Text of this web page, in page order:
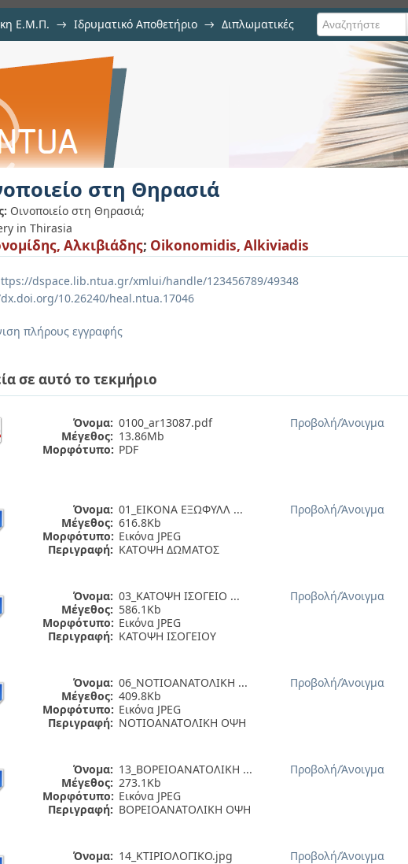
Ε.Μ.Π. → Ιδρυματικό Αποθετήριο → Διπλωματικές
στη Θηρασιά
Οινοποιείο στη Θηρασιά;
in Thirasia
Αλκιβιάδης; Oikonomidis, Alkiviadis
dspace.lib.ntua.gr/xmlui/handle/123456789/49348
10.26240/heal.ntua.17046
πλήρους εγγραφής
σε αυτό το τεκμήριο
Όνομα: 0100_ar13087.pdf
Μέγεθος: 13.86Mb
Μορφότυπο: PDF
Προβολή/Άνοιγμα
Όνομα: 01_ΕΙΚΟΝΑ ΕΞΩΦΥΛΛ ...
Μέγεθος: 616.8Kb
Μορφότυπο: Εικόνα JPEG
Περιγραφή: ΚΑΤΟΨΗ ΔΩΜΑΤΟΣ
Προβολή/Άνοιγμα
Όνομα: 03_ΚΑΤΟΨΗ ΙΣΟΓΕΙΟ ...
Μέγεθος: 586.1Kb
Μορφότυπο: Εικόνα JPEG
Περιγραφή: ΚΑΤΟΨΗ ΙΣΟΓΕΙΟΥ
Προβολή/Άνοιγμα
Όνομα: 06_ΝΟΤΙΟΑΝΑΤΟΛΙΚΗ ...
Μέγεθος: 409.8Kb
Μορφότυπο: Εικόνα JPEG
Περιγραφή: ΝΟΤΙΟΑΝΑΤΟΛΙΚΗ ΟΨΗ
Προβολή/Άνοιγμα
Όνομα: 13_ΒΟΡΕΙΟΑΝΑΤΟΛΙΚΗ ...
Μέγεθος: 273.1Kb
Μορφότυπο: Εικόνα JPEG
Περιγραφή: ΒΟΡΕΙΟΑΝΑΤΟΛΙΚΗ ΟΨΗ
Προβολή/Άνοιγμα
Όνομα: 14_ΚΤΙΡΙΟΛΟΓΙΚΟ.jpg
Προβολή/Άνοιγμα